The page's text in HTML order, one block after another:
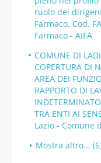
ruolo dei
Farmaco. Cod.
Farmaco - AIFA
COMUNE DI
COPERTURA DI
AREA DEI
RAPPORTO DI
TRA ENTI AI
Lazio - Comune
Mostra altro...